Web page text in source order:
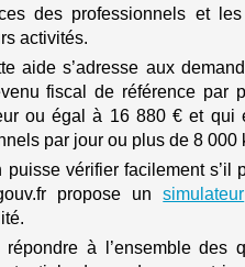
des professionnels et
activités.
aide s’adresse aux
fiscal de référence par
ou égal à 16 880 € et qui
par jour ou plus de 8 000
puisse vérifier facilement s’il
propose unsimulateur
à l’ensemble des